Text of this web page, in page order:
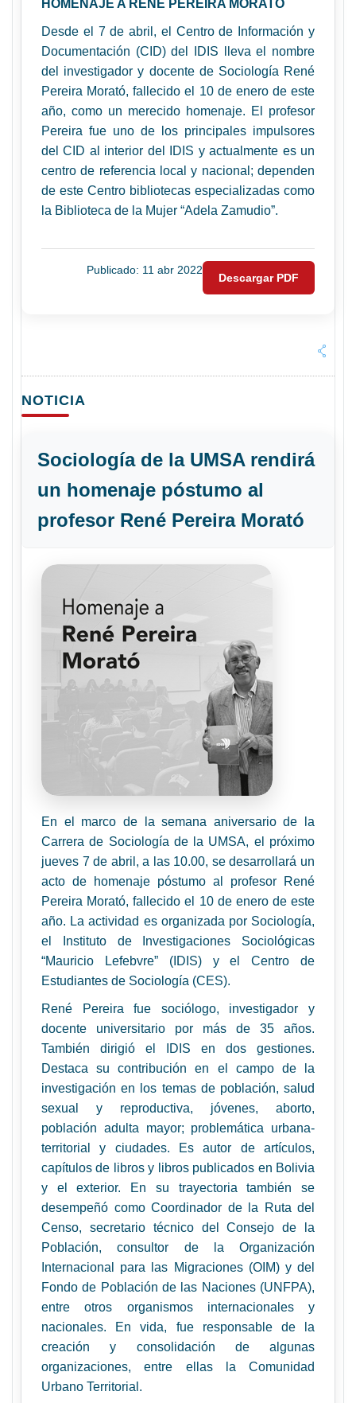
HOMENAJE A RENÉ PEREIRA MORATÓ
Desde el 7 de abril, el Centro de Información y
Documentación (CID) del IDIS lleva el nombre
del investigador y docente de Sociología René
Pereira Morató, fallecido el 10 de enero de este
año, como un merecido homenaje. El profesor
Pereira fue uno de los principales impulsores
del CID al interior del IDIS y actualmente es un
centro de referencia local y nacional; dependen
de este Centro bibliotecas especializadas como
la Biblioteca de la Mujer “Adela Zamudio”.
Publicado: 11 abr 2022
Descargar PDF
NOTICIA
Sociología de la UMSA rendirá
un homenaje póstumo al
profesor René Pereira Morató
En el marco de la semana aniversario de la
Carrera de Sociología de la UMSA, el próximo
jueves 7 de abril, a las 10.00, se desarrollará un
acto de homenaje póstumo al profesor René
Pereira Morató, fallecido el 10 de enero de este
año. La actividad es organizada por Sociología,
el Instituto de Investigaciones Sociológicas
“Mauricio Lefebvre” (IDIS) y el Centro de
Estudiantes de Sociología (CES).
René Pereira fue sociólogo, investigador y
docente universitario por más de 35 años.
También dirigió el IDIS en dos gestiones.
Destaca su contribución en el campo de la
investigación en los temas de población, salud
sexual y reproductiva, jóvenes, aborto,
población adulta mayor; problemática urbana-
territorial y ciudades. Es autor de artículos,
capítulos de libros y libros publicados en Bolivia
y el exterior. En su trayectoria también se
desempeñó como Coordinador de la Ruta del
Censo, secretario técnico del Consejo de la
Población, consultor de la Organización
Internacional para las Migraciones (OIM) y del
Fondo de Población de las Naciones (UNFPA),
entre otros organismos internacionales y
nacionales. En vida, fue responsable de la
creación y consolidación de algunas
organizaciones, entre ellas la Comunidad
Urbano Territorial.